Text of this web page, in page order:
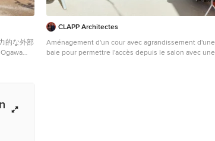
的な外部
Shigeo Ogawa
CLAPP Architectes
Aménagement d'un cour avec agrandissement d'une
baie pour permettre l'accès depuis le salon avec une